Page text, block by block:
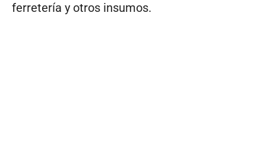
ferretería y otros insumos.